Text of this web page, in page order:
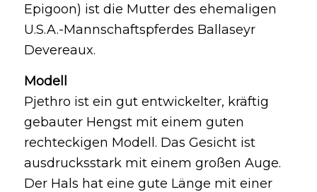
Epigoon) ist die Mutter des ehemaligen
U.S.A.-Mannschaftspferdes Ballaseyr
Devereaux.
Modell
Pjethro ist ein gut entwickelter, kräftig
gebauter Hengst mit einem guten
rechteckigen Modell. Das Gesicht ist
ausdrucksstark mit einem großen Auge.
Der Hals hat eine gute Länge mit einer